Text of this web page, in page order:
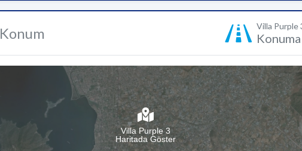
Konum Villa Purple
Villa Purple 3
Haritada Göster